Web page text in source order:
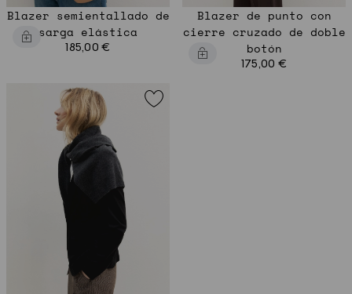
Blazer semientallado de
sarga elástica
185,00 €
Blazer de punto con
cierre cruzado de doble
botón
175,00 €